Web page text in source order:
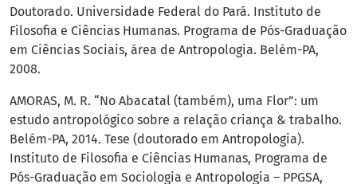
Doutorado. Universidade Federal do Pará. Instituto de
Filosofia e Ciências Humanas. Programa de Pós-Graduação
em Ciências Sociais, área de Antropologia. Belém-PA,
2008.
AMORAS, M. R. “No Abacatal (também), uma Flor”: um
estudo antropológico sobre a relação criança & trabalho.
Belém-PA, 2014. Tese (doutorado em Antropologia).
Instituto de Filosofia e Ciências Humanas, Programa de
Pós-Graduação em Sociologia e Antropologia – PPGSA,